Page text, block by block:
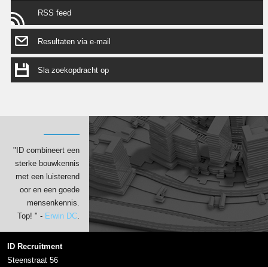
RSS feed
Resultaten via e-mail
Sla zoekopdracht op
"ID combineert een
sterke bouwkennis
met een luisterend
oor en een goede
mensenkennis.
Top! " - Erwin DC.
ID Recruitment
Steenstraat 56